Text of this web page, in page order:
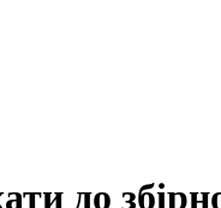
до